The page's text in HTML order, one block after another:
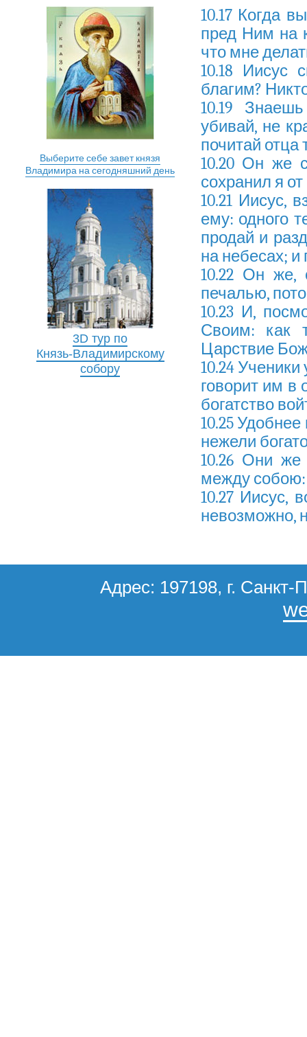
Выберите себе завет князя
Владимира на сегодняшний день
3D тур по
Князь-Владимирскому
собору
10.17 Когда
пред Ним на
что мне
10.18 Иисус
благим?
10.19
убивай, не
почитай отца
10.20 Он же
сохранил я
10.21 Иисус,
ему: одного
продай и
на небесах; и
10.22 Он же,
печалью,
10.23 И,
Своим: как
Царствие
10.24
говорит им в
богатство
10.25
нежели
10.26 Они же
между собою:
10.27 Иисус,
невозможно,
Адрес: 197198, г. Санкт-